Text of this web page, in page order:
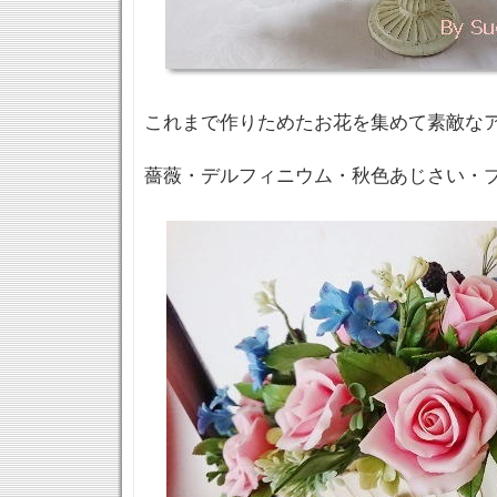
これまで作りためたお花を集めて素敵な
薔薇・デルフィニウム・秋色あじさい・